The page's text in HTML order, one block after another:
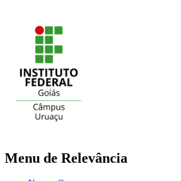
Menu de Relevância